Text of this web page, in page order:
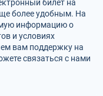
билет на
более удобным. На
информацию о
и условиях
вам поддержку на
связаться с нами